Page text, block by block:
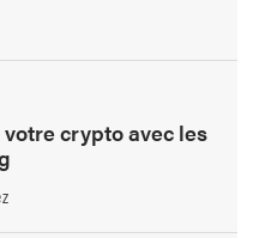
crypto avec les